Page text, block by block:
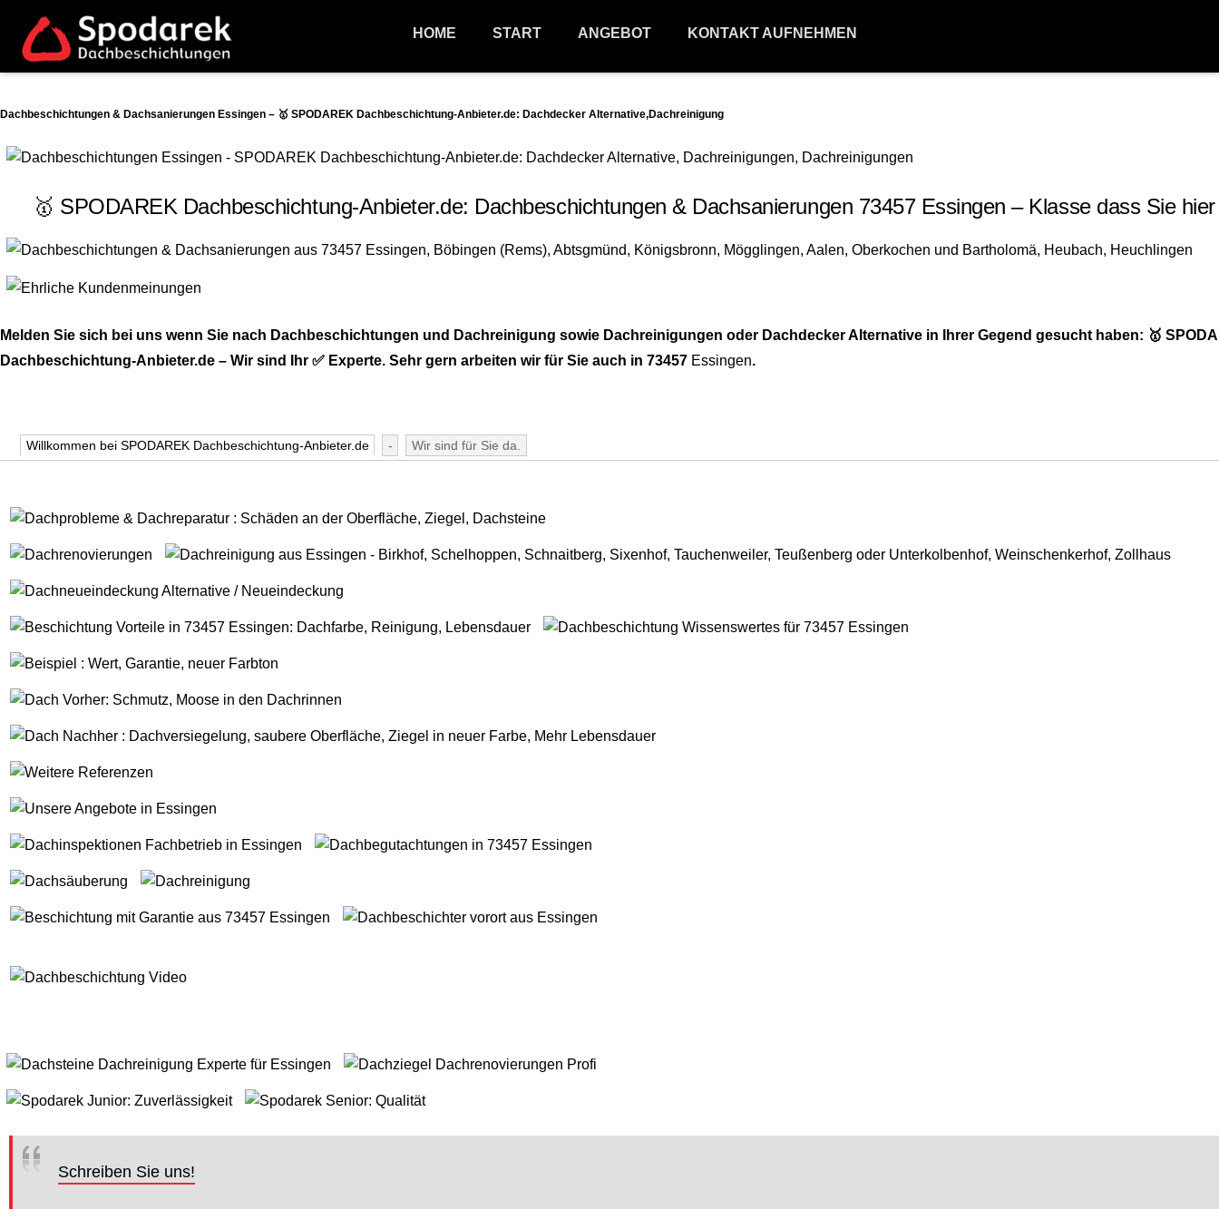
HOME START ANGEBOT KONTAKT AUFNEHMEN
Dachbeschichtungen & Dachsanierungen Essingen – 🥇 SPODAREK Dachbeschichtung-Anbieter.de: Dachdecker Alternative,Dachreinigung
🥇 SPODAREK Dachbeschichtung-Anbieter.de: Dachbeschichtungen & Dachsanierungen 73457 Essingen – Klasse dass Sie
Melden Sie sich bei uns wenn Sie nach Dachbeschichtungen und Dachreinigung sowie Dachreinigungen oder Dachdecker Alternative in Ihrer Gegend gesucht haben: 🥇
Dachbeschichtung-Anbieter.de – Wir sind Ihr ✅ Experte. Sehr gern arbeiten wir für Sie auch in 73457 Essingen.
Willkommen bei SPODAREK Dachbeschichtung-Anbieter.de - Wir sind für Sie da.
Schreiben Sie uns!